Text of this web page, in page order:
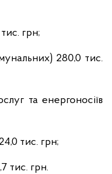
грн;
280,0 тис.
та енергоносіїв
тис. грн;
тис. грн.